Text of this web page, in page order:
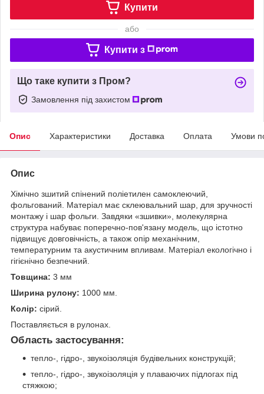
Купити
або
Купити з
Що таке купити з Пром?
Замовлення під захистом
Опис Характеристики Доставка Оплата Умови
Опис
Хімічно зшитий спінений поліетилен самоклеючий,
фольгований. Матеріал має склеювальний шар, для зручності
монтажу і шар фольги. Завдяки «зшивки», молекулярна
структура набуває поперечно-пов'язану модель, що істотно
підвищує довговічність, а також опір механічним,
температурним та акустичним впливам. Матеріал екологічно і
гігієнічно безпечний.
Товщина: 3 мм
Ширина рулону: 1000 мм.
Колір: сірий.
Поставляється в рулонах.
Область застосування:
тепло-, гідро-, звукоізоляція будівельних конструкцій;
тепло-, гідро-, звукоізоляція у плаваючих підлогах під
стяжкою;